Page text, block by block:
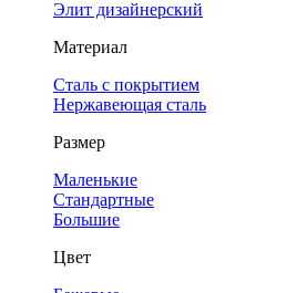
Элит дизайнерский
Материал
Сталь с покрытием
Нержавеющая сталь
Размер
Маленькие
Стандартные
Большие
Цвет